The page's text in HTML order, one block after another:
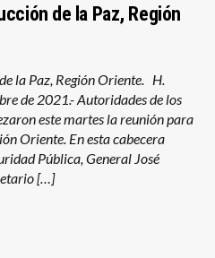
de la Paz, Región
la Paz, Región Oriente. H.
de 2021.- Autoridades de los
este martes la reunión para
Oriente. En esta cabecera
Pública, General José
[…]